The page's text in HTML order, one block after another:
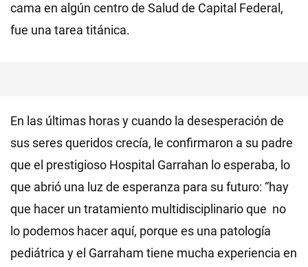
cama en algún centro de Salud de Capital Federal,
fue una tarea titánica.
En las últimas horas y cuando la desesperación de
sus seres queridos crecía, le confirmaron a su padre
que el prestigioso Hospital Garrahan lo esperaba, lo
que abrió una luz de esperanza para su futuro: “hay
que hacer un tratamiento multidisciplinario que no
lo podemos hacer aquí, porque es una patología
pediátrica y el Garraham tiene mucha experiencia en